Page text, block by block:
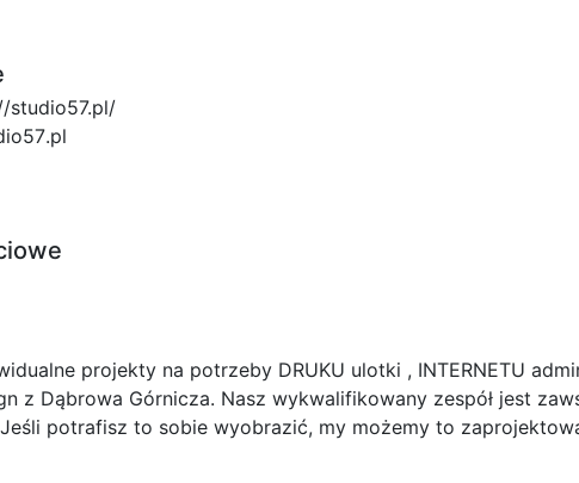
studio57.pl/
i66
o579a4
.pl
projekty na potrzeby DRUKU ulotki , INTERNETU
z Dąbrowa Górnicza. Nasz wykwalifikowany zespół jest
potrafisz to sobie wyobrazić, my możemy to